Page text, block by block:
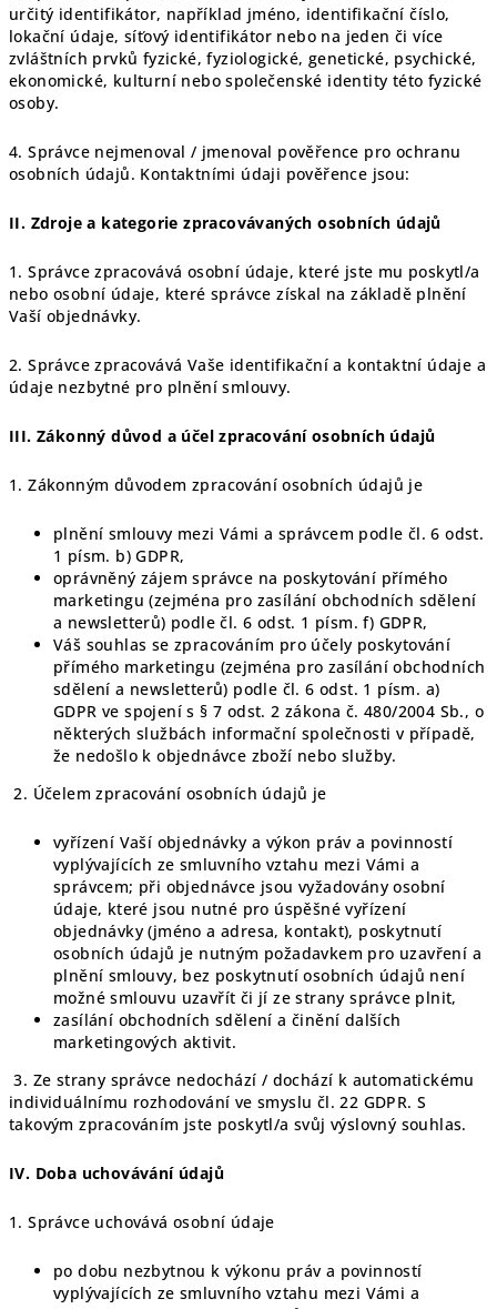
určitý identifikátor, například jméno, identifikační číslo,
lokační údaje, síťový identifikátor nebo na jeden či více
zvláštních prvků fyzické, fyziologické, genetické, psychické,
ekonomické, kulturní nebo společenské identity této fyzické
osoby.
4. Správce nejmenoval / jmenoval pověřence pro ochranu
osobních údajů. Kontaktními údaji pověřence jsou:
II. Zdroje a kategorie zpracovávaných osobních údajů
1. Správce zpracovává osobní údaje, které jste mu poskytl/a
nebo osobní údaje, které správce získal na základě plnění
Vaší objednávky.
2. Správce zpracovává Vaše identifikační a kontaktní údaje a
údaje nezbytné pro plnění smlouvy.
III. Zákonný důvod a účel zpracování osobních údajů
1. Zákonným důvodem zpracování osobních údajů je
plnění smlouvy mezi Vámi a správcem podle čl. 6 odst.
1 písm. b) GDPR,
oprávněný zájem správce na poskytování přímého
marketingu (zejména pro zasílání obchodních sdělení
a newsletterů) podle čl. 6 odst. 1 písm. f) GDPR,
Váš souhlas se zpracováním pro účely poskytování
přímého marketingu (zejména pro zasílání obchodních
sdělení a newsletterů) podle čl. 6 odst. 1 písm. a)
GDPR ve spojení s § 7 odst. 2 zákona č. 480/2004 Sb., o
některých službách informační společnosti v případě,
že nedošlo k objednávce zboží nebo služby.
2. Účelem zpracování osobních údajů je
vyřízení Vaší objednávky a výkon práv a povinností
vyplývajících ze smluvního vztahu mezi Vámi a
správcem; při objednávce jsou vyžadovány osobní
údaje, které jsou nutné pro úspěšné vyřízení
objednávky (jméno a adresa, kontakt), poskytnutí
osobních údajů je nutným požadavkem pro uzavření a
plnění smlouvy, bez poskytnutí osobních údajů není
možné smlouvu uzavřít či jí ze strany správce plnit,
zasílání obchodních sdělení a činění dalších
marketingových aktivit.
3. Ze strany správce nedochází / dochází k automatickému
individuálnímu rozhodování ve smyslu čl. 22 GDPR. S
takovým zpracováním jste poskytl/a svůj výslovný souhlas.
IV. Doba uchovávání údajů
1. Správce uchovává osobní údaje
po dobu nezbytnou k výkonu práv a povinností
vyplývajících ze smluvního vztahu mezi Vámi a